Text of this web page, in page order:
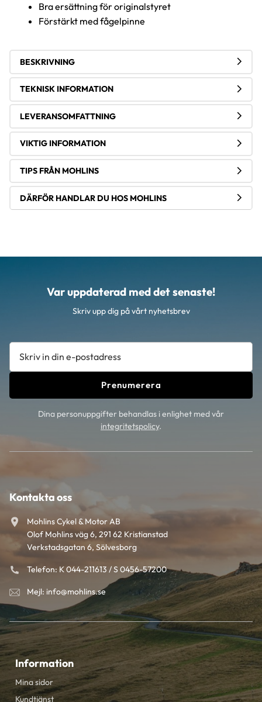
Bra ersättning för originalstyret
Förstärkt med fågelpinne
BESKRIVNING
TEKNISK INFORMATION
LEVERANSOMFATTNING
VIKTIG INFORMATION
TIPS FRÅN MOHLINS
DÄRFÖR HANDLAR DU HOS MOHLINS
Var uppdaterad med det senaste!
Skriv upp dig på vårt nyhetsbrev
Prenumerera
Dina personuppgifter behandlas i enlighet med vår
integritetspolicy.
Kontakta oss
Mohlins Cykel & Motor AB
Olof Mohlins väg 6, 291 62 Kristianstad
Verkstadsgatan 6, Sölvesborg
Telefon: K 044-211613 / S 0456-57200
Mejl: info@mohlins.se
Information
Mina sidor
Kundtjänst